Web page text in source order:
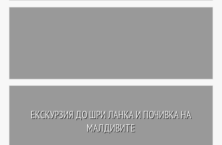
ЕКСКУРЗИЯ ДО ШРИ ЛАНКА И ПОЧИВКА НА
МАЛДИВИТЕ